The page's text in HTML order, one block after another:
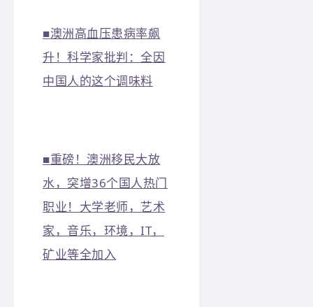
■澳洲高血压患病率飙
升！科学家批判：全因
中国人的这个调味料
■重磅！澳洲移民大放
水，突增36个国人热门
职业！大学老师，艺术
家，音乐，环境，IT，
矿业等全加入